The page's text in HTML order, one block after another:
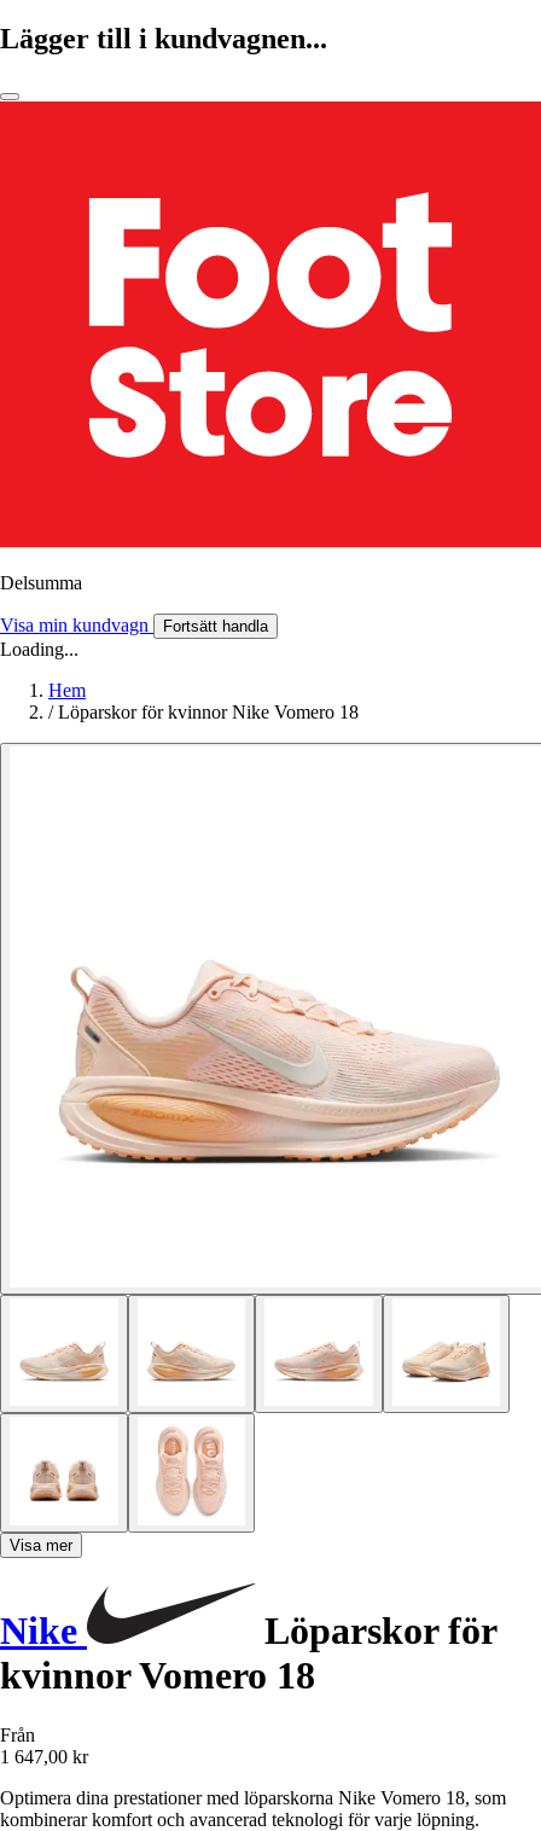
Lägger till i kundvagnen...
Delsumma
Visa min kundvagn Fortsätt handla
Loading...
Hem
/ Löparskor för kvinnor Nike Vomero 18
Visa mer
Nike
Löparskor för
kvinnor Vomero 18
Från
1 647,00 kr
Optimera dina prestationer med löparskorna Nike Vomero 18, som
kombinerar komfort och avancerad teknologi för varje löpning.